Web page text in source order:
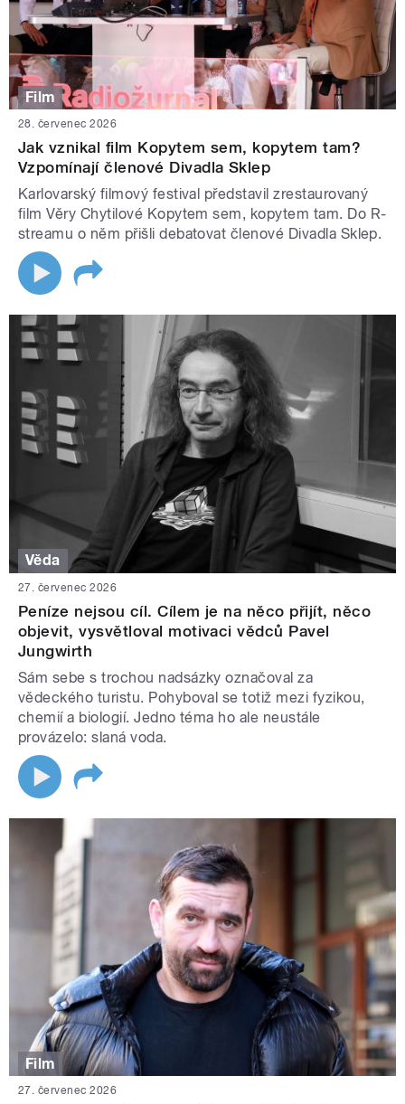
Film
28. červenec 2026
Jak vznikal film Kopytem sem, kopytem tam?
Vzpomínají členové Divadla Sklep
Karlovarský filmový festival představil zrestaurovaný
film Věry Chytilové Kopytem sem, kopytem tam. Do R-
streamu o něm přišli debatovat členové Divadla Sklep.
Věda
27. červenec 2026
Peníze nejsou cíl. Cílem je na něco přijít, něco
objevit, vysvětloval motivaci vědců Pavel
Jungwirth
Sám sebe s trochou nadsázky označoval za
vědeckého turistu. Pohyboval se totiž mezi fyzikou,
chemií a biologií. Jedno téma ho ale neustále
provázelo: slaná voda.
Film
27. červenec 2026